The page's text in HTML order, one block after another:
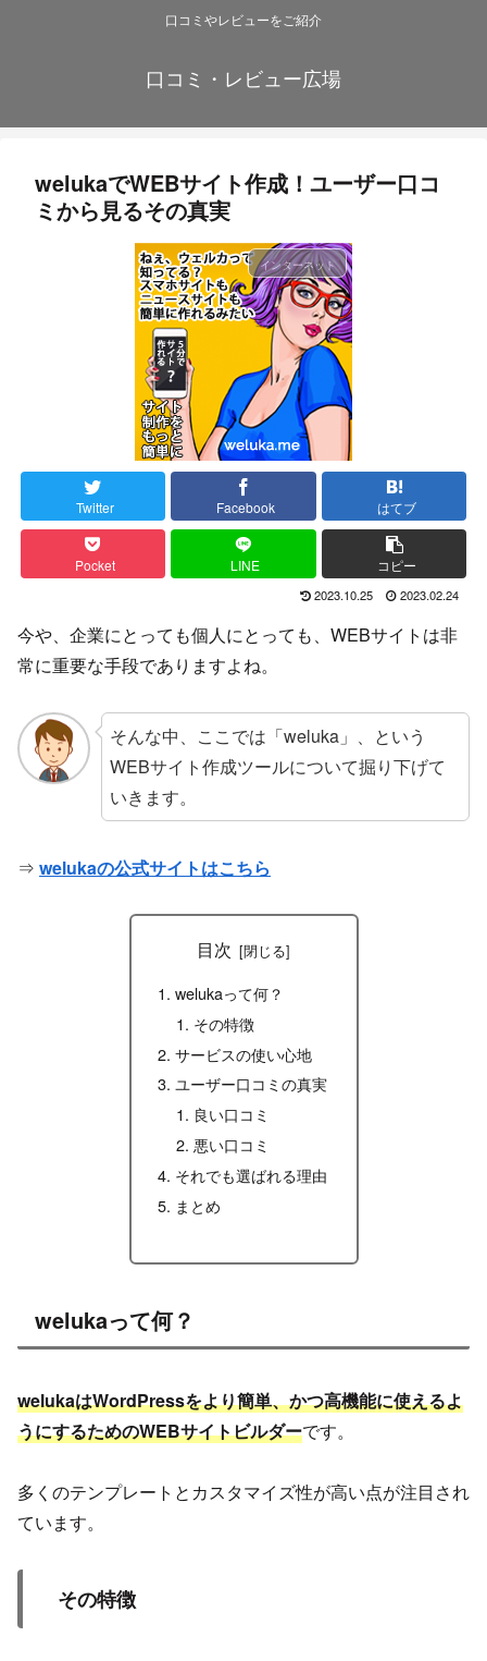
口コミやレビューをご紹介
口コミ・レビュー広場
welukaでWEBサイト作成！ユーザー口コ
ミから見るその真実
インターネット
Twitter Facebook はてブ
Pocket LINE コピー
2023.10.25 2023.02.24
今や、企業にとっても個人にとっても、WEBサイトは非
常に重要な手段でありますよね。
そんな中、ここでは「weluka」、という
WEBサイト作成ツールについて掘り下げて
いきます。
⇒ welukaの公式サイトはこちら
目次
welukaって何？
その特徴
サービスの使い心地
ユーザー口コミの真実
良い口コミ
悪い口コミ
それでも選ばれる理由
まとめ
welukaって何？
welukaはWordPressをより簡単、かつ高機能に使えるよ
うにするためのWEBサイトビルダーです。
多くのテンプレートとカスタマイズ性が高い点が注目され
ています。
その特徴